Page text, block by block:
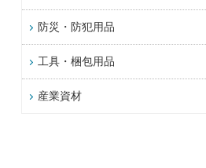
防災・防犯用品
工具・梱包用品
産業資材